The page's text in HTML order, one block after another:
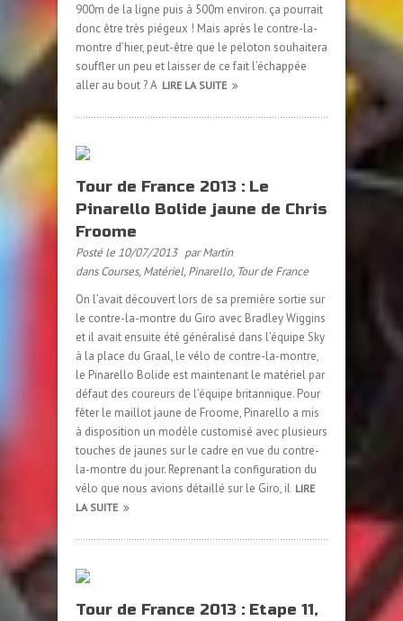
900m de la ligne puis à 500m environ. ça pourrait
donc être très piégeux ! Mais après le contre-la-
montre d’hier, peut-être que le peloton souhaitera
souffler un peu et laisser de ce fait l’échappée
aller au bout ? A LIRE LA SUITE
Tour de France 2013 : Le
Pinarello Bolide jaune de Chris
Froome
Posté le 10/07/2013 par Martin
dansCourses,Matériel,Pinarello, Tour de France
On l’avait découvert lors de sa première sortie sur
le contre-la-montre du Giro avec Bradley Wiggins
et il avait ensuite été généralisé dans l’équipe Sky
à la place du Graal, le vélo de contre-la-montre,
le Pinarello Bolide est maintenant le matériel par
défaut des coureurs de l’équipe britannique. Pour
fêter le maillot jaune de Froome, Pinarello a mis
à disposition un modèle customisé avec plusieurs
touches de jaunes sur le cadre en vue du contre-
la-montre du jour. Reprenant la configuration du
vélo que nous avions détaillé sur le Giro, il LIRE
LA SUITE
Tour de France 2013 : Etape 11,